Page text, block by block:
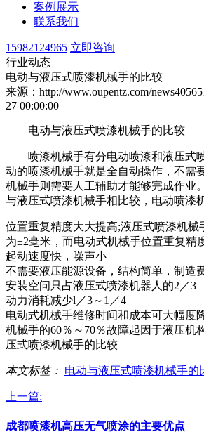
案例展示
联系我们
15982124965 立即咨询
行业动态
电动与液压式喷漆机械手的比较
来源：http://www.oupentz.com/
27 00:00:00
电动与液压式喷漆机械手的比较
喷漆机械手有分电动喷漆和液压式
动的喷漆机械手就是全自动操作，不需
机械手则需要人工辅助才能够完成作业
与液压式喷漆机械手相比较，电动喷漆
位置重复精度大大提高;液压式喷漆机械
为±2毫米，而电动式机械手位置重复精
起动速度快，噪声小
不需要液压能源设备，结构简单，制造
安装空问只占液压式喷漆机器人的2／3
动力消耗减少l／3～1／4
电动式机械手维修时间和成本可大幅度
机械手的60％～70％故障起因于液压机
压式喷漆机械手的比较
本文标签： 电动与液压式喷漆机械手的
上一篇:
成都喷漆机高压无气喷涂的主要优点